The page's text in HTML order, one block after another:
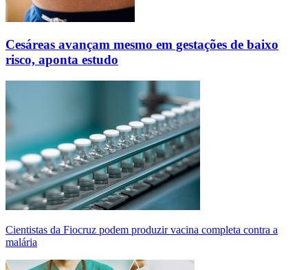
Cesáreas avançam mesmo em gestações de baixo
risco, aponta estudo
Cientistas da Fiocruz podem produzir vacina completa contra a
malária